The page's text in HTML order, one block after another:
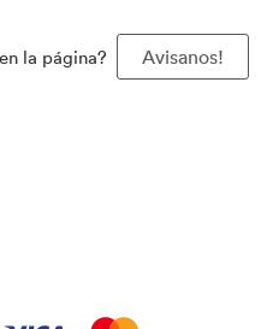
la página? Avisanos!